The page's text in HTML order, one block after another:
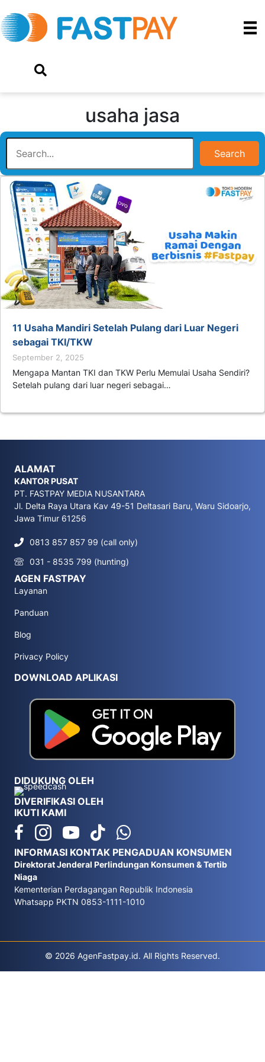
usaha jasa
Search
11 Usaha Mandiri Setelah Pulang dari Luar Negeri
sebagai TKI/TKW
September 2, 2025
Mengapa Mantan TKI dan TKW Perlu Memulai Usaha Sendiri?
Setelah pulang dari luar negeri sebagai…
ALAMAT
KANTOR PUSAT
PT. FASTPAY MEDIA NUSANTARA
Jl. Delta Raya Utara Kav 49-51 Deltasari Baru, Waru Sidoarjo,
Jawa Timur 61256
0813 857 857 99 (call only)
031 - 8535 799 (hunting)
AGEN FASTPAY
Layanan
Panduan
Blog
Privacy Policy
DOWNLOAD APLIKASI
DIDUKUNG OLEH
DIVERIFIKASI OLEH
IKUTI KAMI
INFORMASI KONTAK PENGADUAN KONSUMEN
Direktorat Jenderal Perlindungan Konsumen & Tertib
Niaga
Kementerian Perdagangan Republik Indonesia
Whatsapp PKTN 0853-1111-1010
© 2026 AgenFastpay.id. All Rights Reserved.